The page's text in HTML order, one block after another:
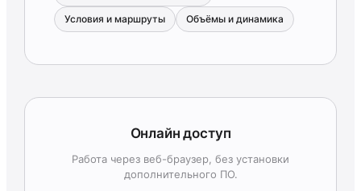
Условия и маршруты Объёмы и динамика
Онлайн доступ
Работа через веб-браузер, без установки
дополнительного ПО.